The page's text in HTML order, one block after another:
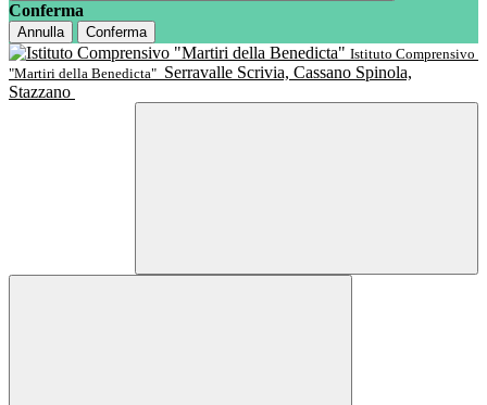
Conferma
Annulla
Conferma
Istituto Comprensivo
"Martiri della Benedicta" Serravalle Scrivia, Cassano Spinola,
Stazzano